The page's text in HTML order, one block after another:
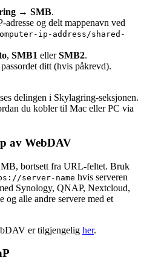
→ SMB.
adresse og delt mappenavn ved
ip-address/shared-
, SMB1 ellerSMB2.
ditt (hvis påkrevd).
delingen i Skylagring-seksjonen.
du kobler til Mac eller PC via
av WebDAV
bortsett fra URL-feltet. Bruk
server-name hvis serveren
Synology, QNAP, Nextcloud,
alle andre servere med et
er tilgjengelig her.